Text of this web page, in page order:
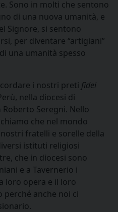
Sono in molti che sentono
di una nuova umanità, e
Signore, si sentono
per diventare “artigiani”
una umanità spesso
i nostri preti fidei
nella diocesi di
Seregni. Nello
che nel mondo
fratelli e sorelle della
istituti religiosi
che in diocesi sono
e a Tavernerio i
loro opera e il loro
perché anche noi ci